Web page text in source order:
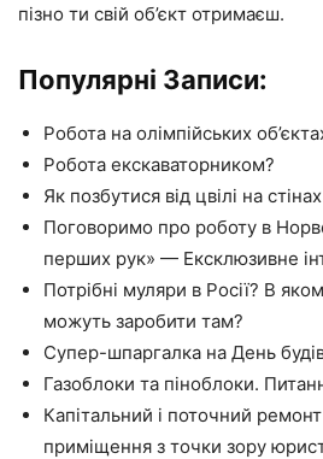
пізно ти свій об’єкт отримаєш.
Популярні Записи:
Робота на олімпійських
Робота екскаваторником?
Як позбутися від цвілі на
Поговоримо про роботу в
перших рук» — Ексклюзивне
Потрібні муляри в Росії? В
можуть заробити там?
Супер-шпаргалка на День
Газоблоки та піноблоки.
Капітальний і поточний
приміщення з точки зору